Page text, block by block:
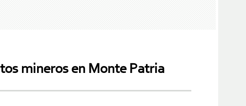
mineros en Monte Patria